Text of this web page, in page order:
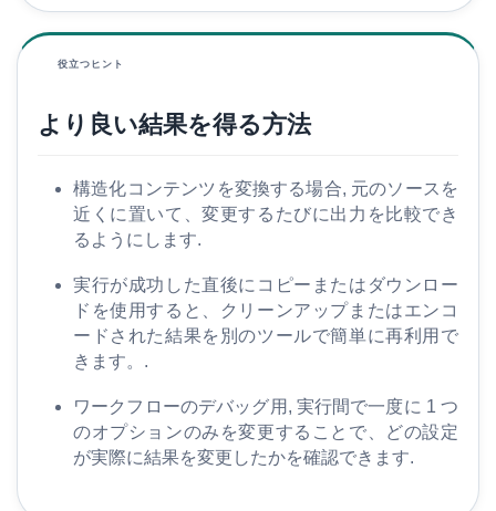
役立つヒント
より良い結果を得る方法
構造化コンテンツを変換する場合, 元のソースを
近くに置いて、変更するたびに出力を比較でき
るようにします.
実行が成功した直後にコピーまたはダウンロー
ドを使用すると、クリーンアップまたはエンコ
ードされた結果を別のツールで簡単に再利用で
きます。.
ワークフローのデバッグ用, 実行間で一度に 1 つ
のオプションのみを変更することで、どの設定
が実際に結果を変更したかを確認できます.